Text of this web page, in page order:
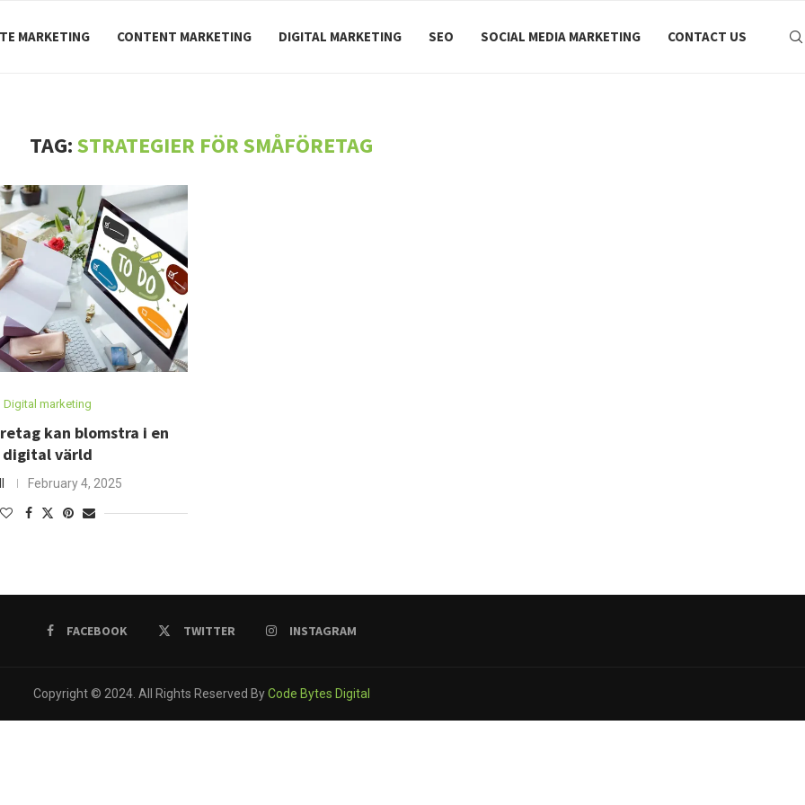
MARKETING CONTENT MARKETING DIGITAL MARKETING SEO SOCIAL MEDIA MARKETING CONTACT US
TAG:STRATEGIER FÖR SMÅFÖRETAG
Digital marketing
kan blomstra i en
digital värld
February 4, 2025
FACEBOOK TWITTER INSTAGRAM
Copyright © 2024. All Rights Reserved ByCode Bytes Digital